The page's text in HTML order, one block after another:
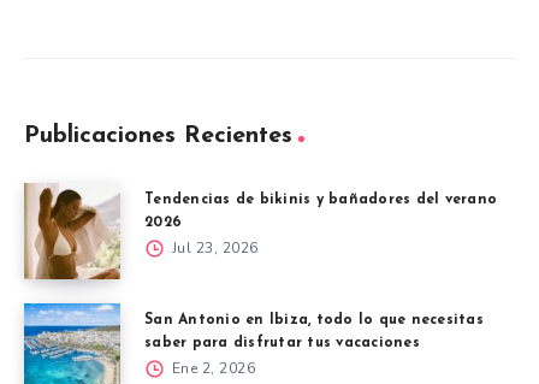
Publicaciones Recientes
Tendencias de bikinis y bañadores del verano
2026
Jul 23, 2026
San Antonio en Ibiza, todo lo que necesitas
saber para disfrutar tus vacaciones
Ene 2, 2026